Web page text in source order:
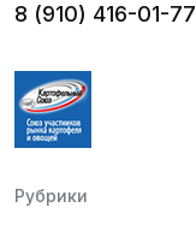
8 (910) 416-01-77
Рубрики